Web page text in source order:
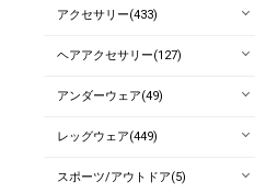
アクセサリー(433)
ヘアアクセサリー(127)
アンダーウェア(49)
レッグウェア(449)
スポーツ/アウトドア(5)